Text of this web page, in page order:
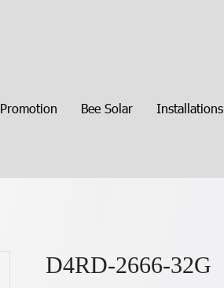
Promotion Bee Solar Installations
D4RD-2666-32G